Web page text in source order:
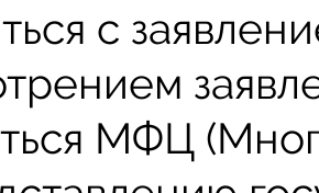
с
МФЦ